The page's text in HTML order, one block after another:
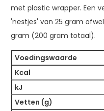
met plastic wrapper. Een
'nestjes' van 25 gram
gram (200 gram totaal).
Voedingswaarde
Kcal
kJ
Vetten (g)